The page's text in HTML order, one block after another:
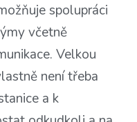
spolupráci
včetně
Velkou
není třeba
a k